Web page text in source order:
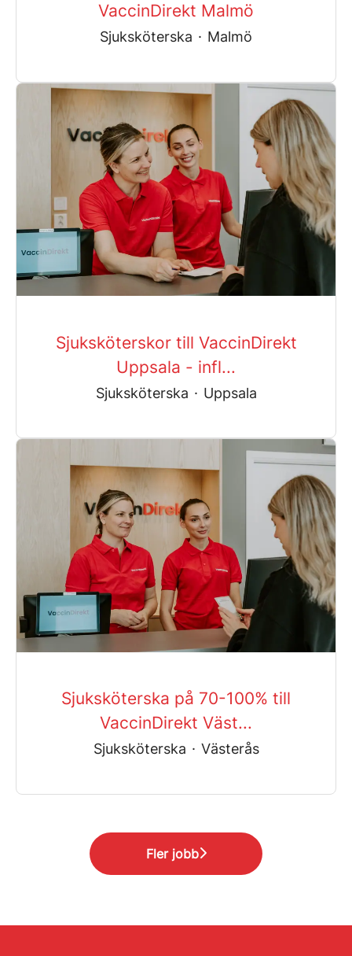
VaccinDirekt Malmö
Sjuksköterska · Malmö
Sjuksköterskor till VaccinDirekt
Uppsala - infl...
Sjuksköterska · Uppsala
Sjuksköterska på 70-100% till
VaccinDirekt Väst...
Sjuksköterska · Västerås
Fler jobb